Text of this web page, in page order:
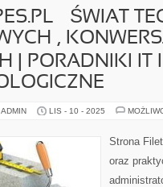
– ŚWIAT
,
| PORADNIKI IT
LIS - 10 - 2025
Strona
oraz